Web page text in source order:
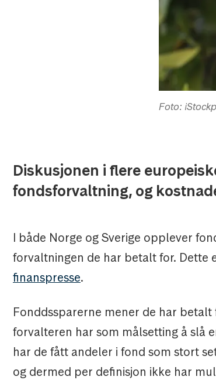
Foto:
Diskusjonen i flere
fondsforvaltning, og
I både Norge og Sverige opplever
forvaltningen de har betalt for. Dette
finanspresse.
Fonddssparerne mener de har
forvalteren har som målsetting å slå
har de fått andeler i fond som stort
og dermed per definisjon ikke har